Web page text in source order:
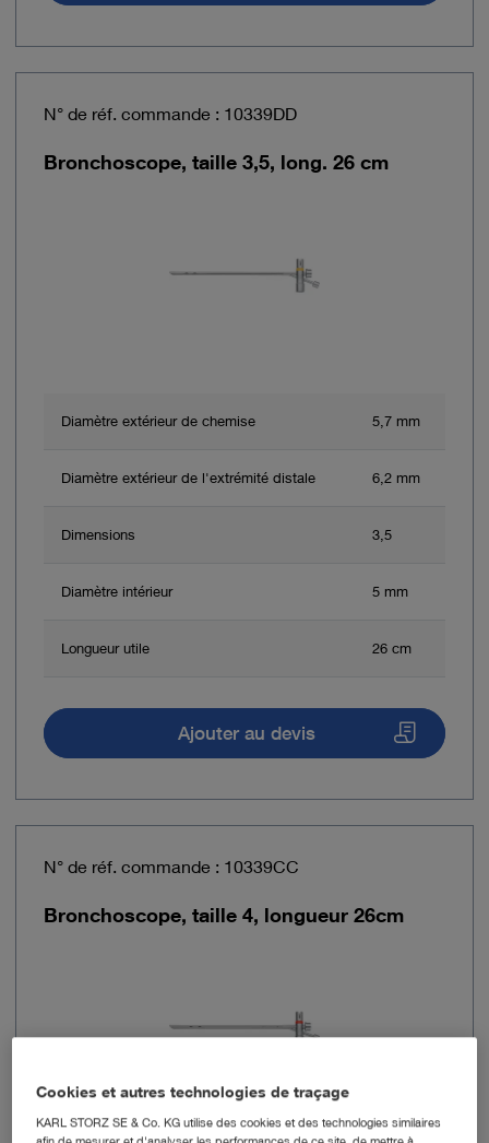
N° de réf. commande : 10339DD
Bronchoscope, taille 3,5, long. 26 cm
Diamètre extérieur de chemise 5,7 mm
Diamètre extérieur de l'extrémité distale 6,2 mm
Dimensions 3,5
Diamètre intérieur 5 mm
Longueur utile 26 cm
Ajouter au devis
N° de réf. commande : 10339CC
Bronchoscope, taille 4, longueur 26cm
Cookies et autres technologies de traçage
KARL STORZ SE & Co. KG utilise des cookies et des technologies similaires